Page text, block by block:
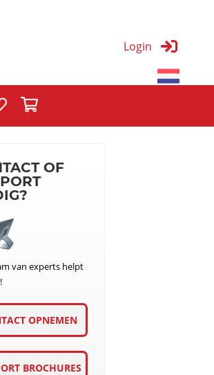
Login
OF
van experts helpt
OPNEMEN
BROCHURES